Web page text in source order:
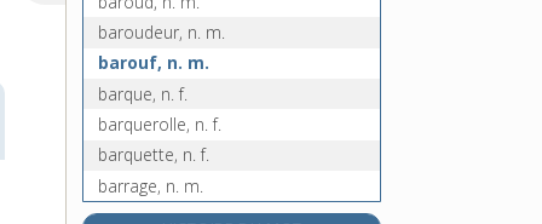
baroudeur, n. m.
barouf, n. m.
barque, n. f.
barquerolle, n. f.
barquette, n. f.
barrage, n. m.
barrage-poids, n. m.